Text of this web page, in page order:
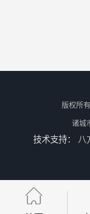
版权所
诸城
技术支持： 八